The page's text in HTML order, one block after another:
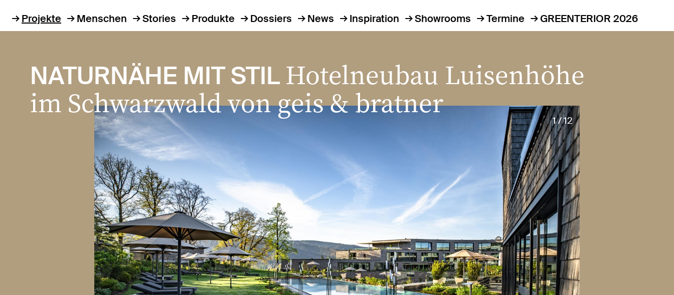
Projekte Menschen Stories Produkte Dossiers News Inspiration Showrooms Termine GREENTERIOR 2026
NATURNÄHE MIT STIL Hotelneubau Luisenhöhe
im Schwarzwald von geis & bratner
1 / 12